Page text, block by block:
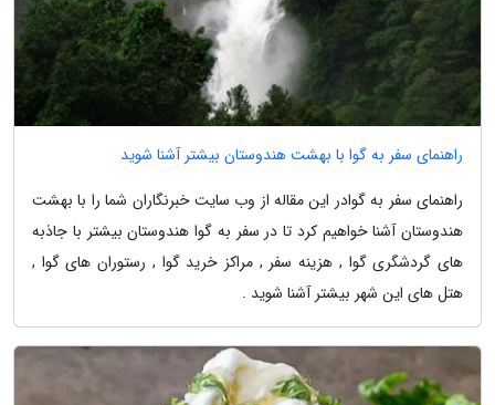
راهنمای سفر به گوا با بهشت هندوستان بیشتر آشنا شوید
راهنمای سفر به گوادر این مقاله از وب سایت خبرنگاران شما را با بهشت
هندوستان آشنا خواهیم کرد تا در سفر به گوا هندوستان بیشتر با جاذبه
های گردشگری گوا , هزینه سفر , مراکز خرید گوا , رستوران های گوا ,
هتل های این شهر بیشتر آشنا شوید .